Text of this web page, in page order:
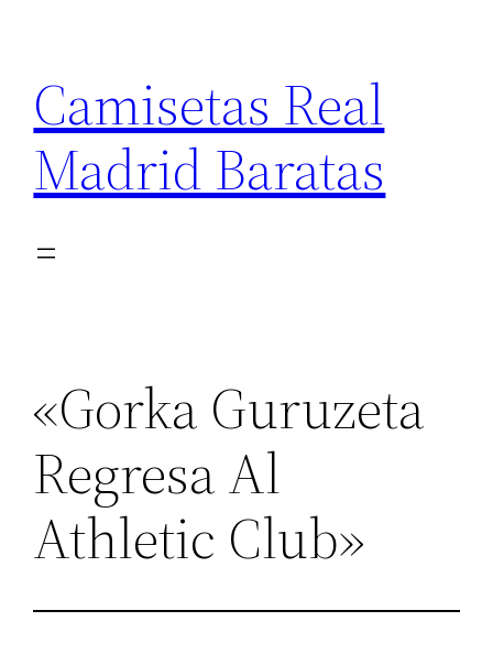
contenido
Camisetas Real
Madrid Baratas
«Gorka Guruzeta
Regresa Al
Athletic Club»